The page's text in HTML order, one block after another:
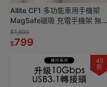
Allite CF1 多功能車用手機架
MagSafe磁吸 充電手機架 無線
充電/磁吸支架/舒心擴香
$1,890
$799
45
折